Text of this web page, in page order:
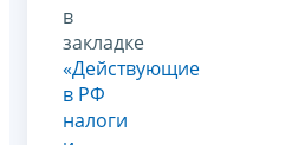
в
закладке
«Действующие
в РФ
налоги